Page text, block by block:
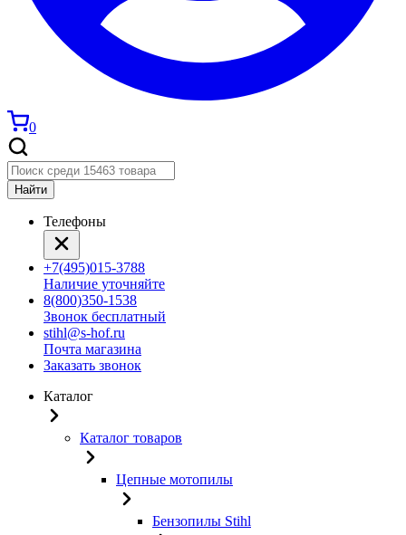
0
Найти
Телефоны
+7(495)015-3788
Наличие уточняйте
8(800)350-1538
Звонок бесплатный
stihl@s-hof.ru
Почта магазина
Заказать звонок
Каталог
Каталог товаров
Цепные мотопилы
Бензопилы Stihl